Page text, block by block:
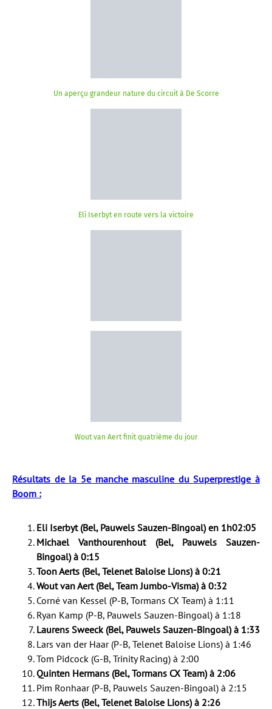
Un aperçu grandeur nature du circuit à De Scorre
Eli Iserbyt en route vers la victoire
Wout van Aert finit quatrième du jour
Résultats de la 5e manche masculine du Superprestige à
Boom :
Eli Iserbyt (Bel, Pauwels Sauzen-Bingoal) en 1h02:05
Michael Vanthourenhout (Bel, Pauwels Sauzen-
Bingoal) à 0:15
Toon Aerts (Bel, Telenet Baloise Lions) à 0:21
Wout van Aert (Bel, Team Jumbo-Visma) à 0:32
Corné van Kessel (P-B, Tormans CX Team) à 1:11
Ryan Kamp (P-B, Pauwels Sauzen-Bingoal) à 1:18
Laurens Sweeck (Bel, Pauwels Sauzen-Bingoal) à 1:33
Lars van der Haar (P-B, Telenet Baloise Lions) à 1:46
Tom Pidcock (G-B, Trinity Racing) à 2:00
Quinten Hermans (Bel, Tormans CX Team) à 2:06
Pim Ronhaar (P-B, Pauwels Sauzen-Bingoal) à 2:15
Thijs Aerts (Bel, Telenet Baloise Lions) à 2:26